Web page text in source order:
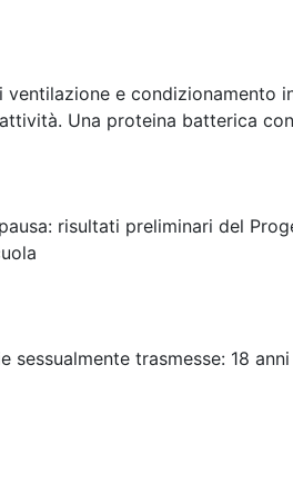
e condizionamento
Una proteina batterica
risultati preliminari del
sessualmente trasmesse: 18